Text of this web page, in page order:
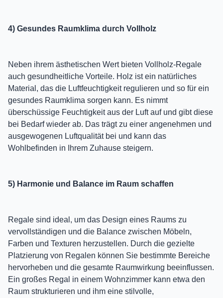
4) Gesundes Raumklima durch Vollholz
Neben ihrem ästhetischen Wert bieten Vollholz-Regale
auch gesundheitliche Vorteile. Holz ist ein natürliches
Material, das die Luftfeuchtigkeit regulieren und so für ein
gesundes Raumklima sorgen kann. Es nimmt
überschüssige Feuchtigkeit aus der Luft auf und gibt diese
bei Bedarf wieder ab. Das trägt zu einer angenehmen und
ausgewogenen Luftqualität bei und kann das
Wohlbefinden in Ihrem Zuhause steigern.
5) Harmonie und Balance im Raum schaffen
Regale sind ideal, um das Design eines Raums zu
vervollständigen und die Balance zwischen Möbeln,
Farben und Texturen herzustellen. Durch die gezielte
Platzierung von Regalen können Sie bestimmte Bereiche
hervorheben und die gesamte Raumwirkung beeinflussen.
Ein großes Regal in einem Wohnzimmer kann etwa den
Raum strukturieren und ihm eine stilvolle,